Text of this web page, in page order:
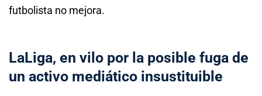
futbolista no mejora.
LaLiga, en vilo por la posible fuga de
un activo mediático insustituible